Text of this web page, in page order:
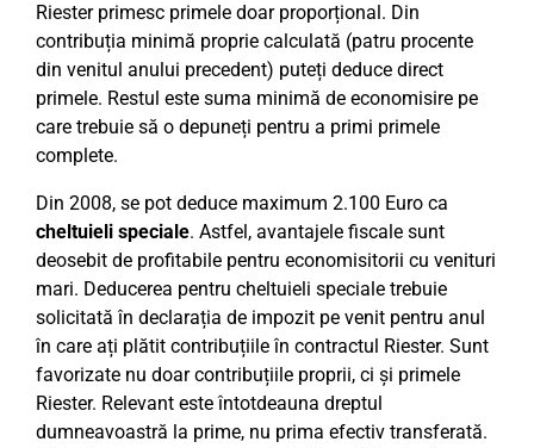
Riester primesc primele doar proporțional. Din
contribuția minimă proprie calculată (patru procente
din venitul anului precedent) puteți deduce direct
primele. Restul este suma minimă de economisire pe
care trebuie să o depuneți pentru a primi primele
complete.
Din 2008, se pot deduce maximum 2.100 Euro ca
cheltuieli speciale. Astfel, avantajele fiscale sunt
deosebit de profitabile pentru economisitorii cu venituri
mari. Deducerea pentru cheltuieli speciale trebuie
solicitată în declarația de impozit pe venit pentru anul
în care ați plătit contribuțiile în contractul Riester. Sunt
favorizate nu doar contribuțiile proprii, ci și primele
Riester. Relevant este întotdeauna dreptul
dumneavoastră la prime, nu prima efectiv transferată.